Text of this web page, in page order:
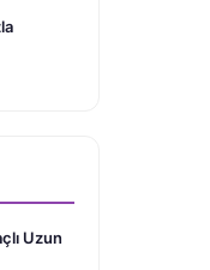
Uzun